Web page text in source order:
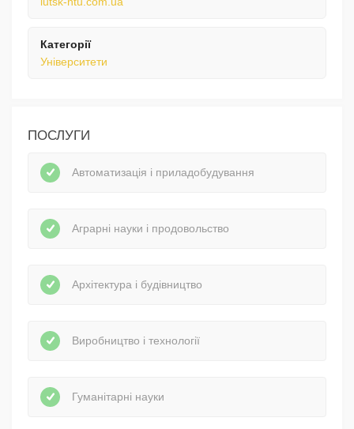
Категорії
Університети
ПОСЛУГИ
Автоматизація і приладобудування
Аграрні науки і продовольство
Архітектура і будівництво
Виробництво і технології
Гуманітарні науки